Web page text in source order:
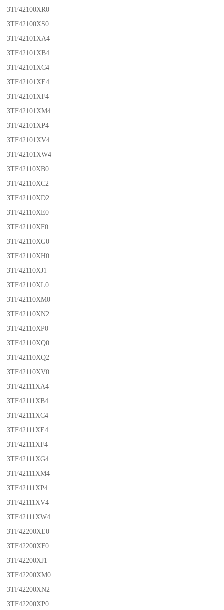
3TF42100XR0
3TF42100XS0
3TF42101XA4
3TF42101XB4
3TF42101XC4
3TF42101XE4
3TF42101XF4
3TF42101XM4
3TF42101XP4
3TF42101XV4
3TF42101XW4
3TF42110XB0
3TF42110XC2
3TF42110XD2
3TF42110XE0
3TF42110XF0
3TF42110XG0
3TF42110XH0
3TF42110XJ1
3TF42110XL0
3TF42110XM0
3TF42110XN2
3TF42110XP0
3TF42110XQ0
3TF42110XQ2
3TF42110XV0
3TF42111XA4
3TF42111XB4
3TF42111XC4
3TF42111XE4
3TF42111XF4
3TF42111XG4
3TF42111XM4
3TF42111XP4
3TF42111XV4
3TF42111XW4
3TF42200XE0
3TF42200XF0
3TF42200XJ1
3TF42200XM0
3TF42200XN2
3TF42200XP0